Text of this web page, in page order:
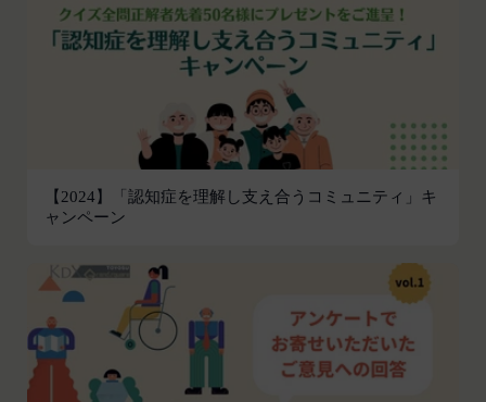
【2024】「認知症を理解し支え合うコミュニティ」キ
ャンペーン
問題を解決するとともに当社に何等の損害、損失ま
たは不利益等を与えないものとします。
第10条（会員が提供する提供物に関する知的財産権
当社所定の方法により会員が提供する商品レビュ
ー、画像データその他一切の提供物（以下、これら
をまとめて「提供物」といいます。）に関する知的
財産権等の権利は、従前どおり会員が保持するもの
とし、当社がかかる権利を取得することはありませ
前項にかかわらず、会員は当社に対し、提供物に関
し、無償、地域無限定、非独占的、サブライセンス
可能かつ譲渡可能な使用、複製、配布、派生著作物
の作成、表示および実行（以下「使用等」といいま
す。）に関する権利を付与するものとします。